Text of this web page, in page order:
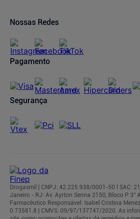
Compra Recorrente
Nossas Redes
Pagamento
Segurança
Drogasmil | CNPJ: 42.225.938/0001-50 l SAC:
Janeiro - RJ: Av. Ayrton Senna 2150, Bloco P 3°
Farmacêutico Responsável: Isabel Cristina
0.73581.8 | CMVS: 09/97/137747/2020. As